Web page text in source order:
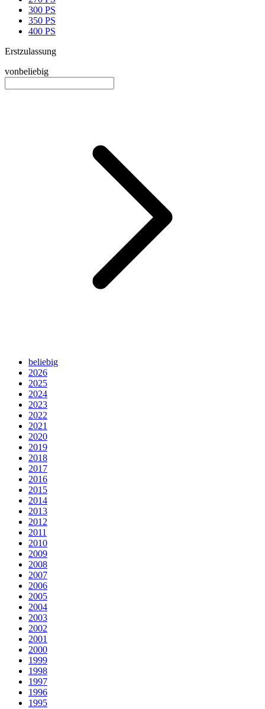
300 PS
350 PS
400 PS
Erstzulassung
vonbeliebig
beliebig
2026
2025
2024
2023
2022
2021
2020
2019
2018
2017
2016
2015
2014
2013
2012
2011
2010
2009
2008
2007
2006
2005
2004
2003
2002
2001
2000
1999
1998
1997
1996
1995